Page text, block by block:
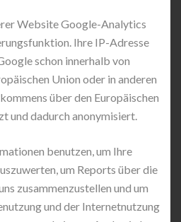
Website Google-Analytics
Ihre IP-Adresse
schon innerhalb von
Union oder in anderen
über den Europäischen
und dadurch anonymisiert.
benutzen, um Ihre
um Reports über die
zusammenzustellen und um
und der Internetnutzung